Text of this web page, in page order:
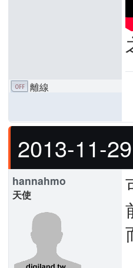
離線
2013-11-
hannahmo
天使